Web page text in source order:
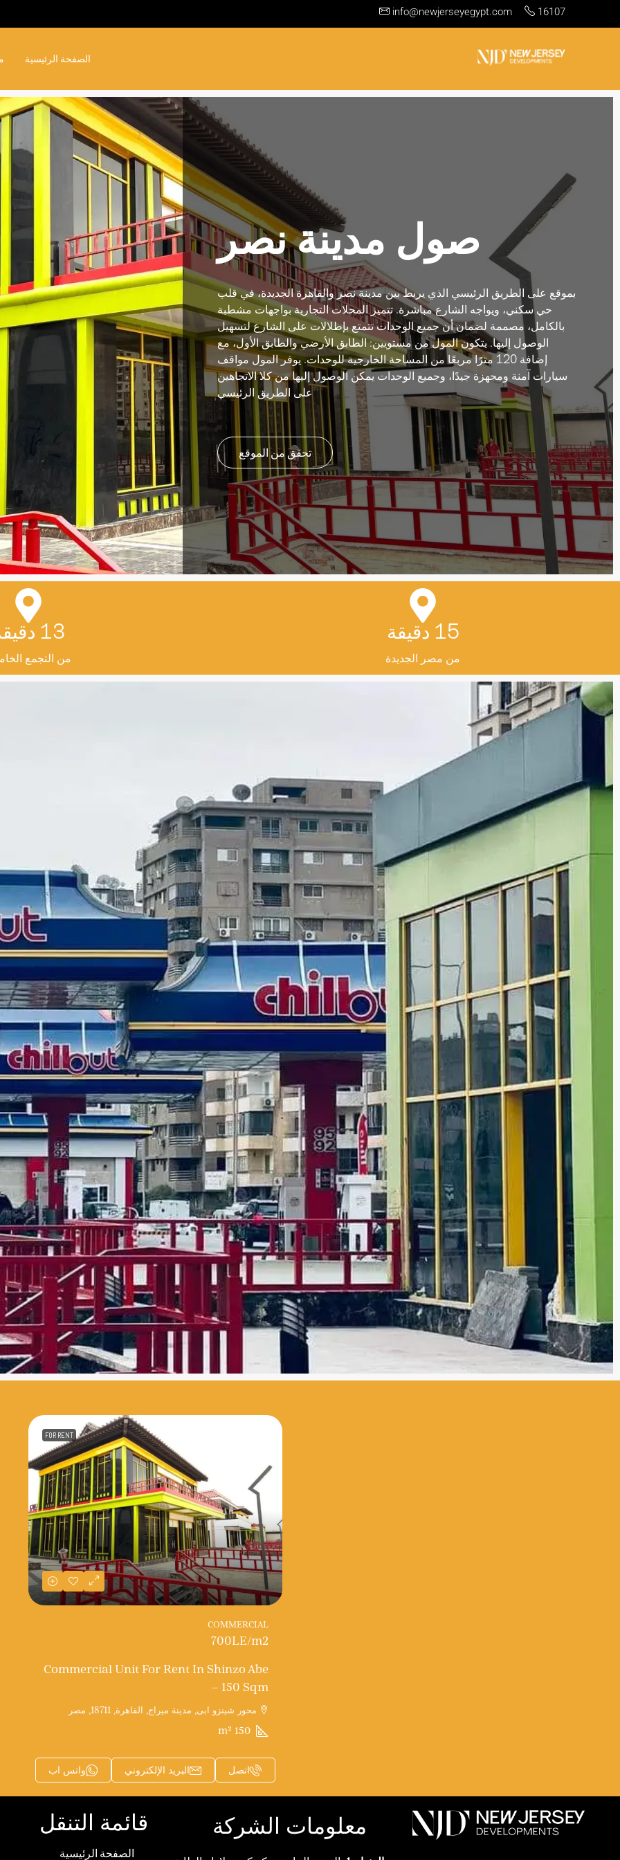
16107
info@newjerseyegypt.com
الصفحة الرئيسية
صول مدينة نصر
بموقع على الطريق الرئيسي الذي يربط بين مدينة نصر والقاهرة الجديدة، في قلب
حي سكني، ويواجه الشارع مباشرة. تتميز المحلات التجارية بواجهات مشطبة
بالكامل، مصممة لضمان أن جميع الوحدات تتمتع بإطلالات على الشارع لتسهيل
الوصول إليها. يتكون المول من مستويين: الطابق الأرضي والطابق الأول، مع
إضافة 120 مترًا مربعًا من المساحة الخارجية للوحدات. يوفر المول مواقف
سيارات آمنة ومجهزة جيدًا، وجميع الوحدات يمكن الوصول إليها من كلا الاتجاهين
على الطريق الرئيسي
تحقق من الموقع
15 دقيقة
من مصر الجديدة
13 دقيقة
من التجمع
FOR RENT
COMMERCIAL
700LE/m2
Commercial Unit For Rent In Shinzo Abe
– 150 Sqm
محور شينزو ابى, مدينة ميراج, القاهرة, 18711, مصر
150
m²
اتصل البريد الإلكتروني واتس اب
معلومات الشركة قائمة التنقل
الصفحة الرئيسية